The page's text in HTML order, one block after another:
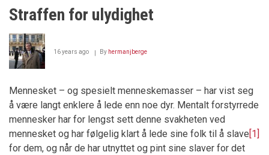
Straffen for ulydighet
16 years ago By hermanjberge
Mennesket – og spesielt menneskemasser – har vist seg
å være langt enklere å lede enn noe dyr. Mentalt forstyrrede
mennesker har for lengst sett denne svakheten ved
mennesket og har følgelig klart å lede sine folk til å slave [1]
for dem, og når de har utnyttet og pint sine slaver for det